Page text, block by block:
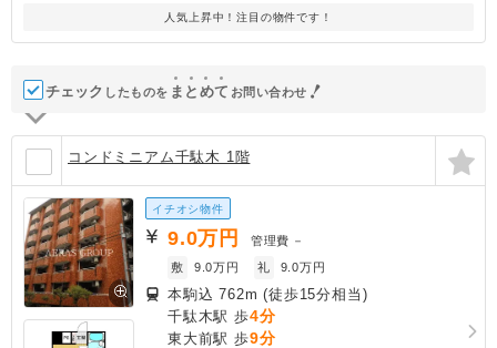
人気上昇中！注目の物件です！
チェック したものを ま と めて お問い合わせ
コンドミニアム千駄木 1階
イチオシ物件
9.0万円 管理費 －
敷
9.0万円 礼 9.0万円
本駒込 762m (徒歩15分相当)
千駄木駅 歩4分
東大前駅 歩9分